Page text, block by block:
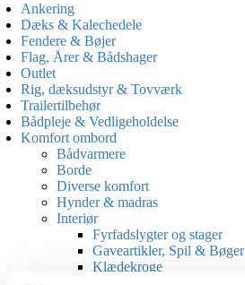
Ankering
Dæks & Kalechedele
Fendere & Bøjer
Flag, Årer & Bådshager
Outlet
Rig, dæksudstyr & Tovværk
Trailertilbehør
Bådpleje & Vedligeholdelse
Komfort ombord
Bådvarmere
Borde
Diverse komfort
Hynder & madras
Interiør
Fyrfadslygter og stager
Gaveartikler, Spil & Bøger
Klædekroge